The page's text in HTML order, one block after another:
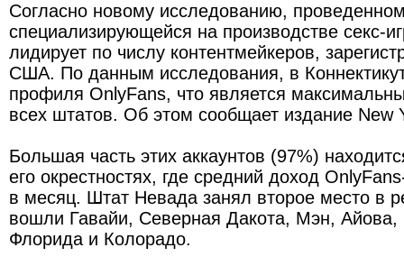
Согласно новому исследованию,
специализирующейся на производстве секс-
лидирует по числу контентмейкеров,
США. По данным исследования, в
профиля OnlyFans, что является
всех штатов. Об этом сообщает издание New
Большая часть этих аккаунтов (97%)
его окрестностях, где средний доход
в месяц. Штат Невада занял второе место в
вошли Гавайи, Северная Дакота, Мэн,
Флорида и Колорадо.